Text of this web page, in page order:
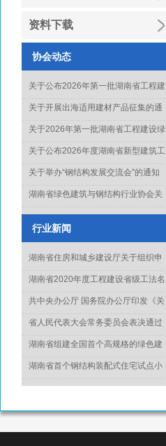
资料下载
协会动态
关于公布2026年第一批湖南省工程建
设绿色建造行业工法名单的通知
关于开展出海适用建材产品征集的通
知
关于2026年第一批湖南省工程建设绿
色建造行业工法通过名单的公示
关于公布2026年度湖南省新型建筑工
业化项目、技术和产品推广目录库人
关于举办“钢结构发展交流会”的通知
湖南省绿色建筑与钢结构行业协会关
准》起草单位的通知
行业新闻
湖南省住房和城乡建设厅关于组织申
报2022年度科学技术计划项目的通知
湖南省2020年度工程建设省级工法名
单正式出炉
共中央办公厅 国务院办公厅印发《关
于推动城乡建设绿色发展的意见》
省人民代表大会常务委员会表决通过
《湖南省绿色建筑发展条例》
湖南省组建全国首个高规格的绿色建
造专家委员会
湖南省首个钢结构装配式住宅试点小